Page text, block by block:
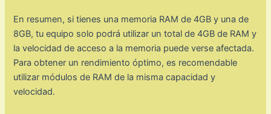
En resumen, si tienes una memoria RAM de 4GB y una de
8GB, tu equipo solo podrá utilizar un total de 4GB de RAM y
la velocidad de acceso a la memoria puede verse afectada.
Para obtener un rendimiento óptimo, es recomendable
utilizar módulos de RAM de la misma capacidad y
velocidad.